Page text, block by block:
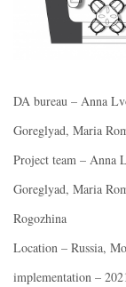
DA bureau – Anna
Goreglyad, Maria
Project team – Anna
Goreglyad, Maria
Rogozhina
Location – Russia,
implementation –